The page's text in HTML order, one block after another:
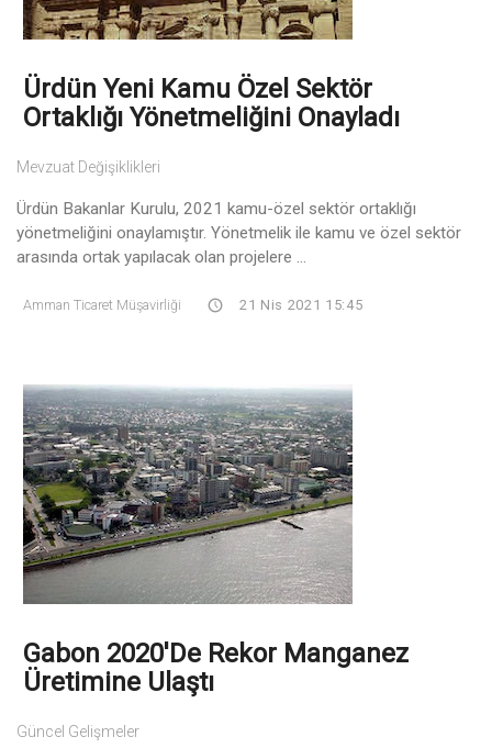
Ürdün Yeni Kamu Özel Sektör
Ortaklığı Yönetmeliğini Onayladı
Mevzuat Değişiklikleri
Ürdün Bakanlar Kurulu, 2021 kamu-özel sektör ortaklığı
yönetmeliğini onaylamıştır. Yönetmelik ile kamu ve özel sektör
arasında ortak yapılacak olan projelere ...
Amman Ticaret Müşavirliği 21 Nis 2021 15:45
Gabon 2020'de Rekor Manganez
Üretimine Ulaştı
Güncel Gelişmeler